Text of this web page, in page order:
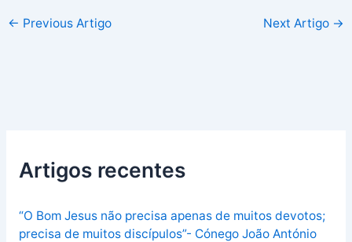
← Previous Artigo Next Artigo →
Artigos recentes
“O Bom Jesus não precisa apenas de muitos devotos;
precisa de muitos discípulos”- Cónego João António